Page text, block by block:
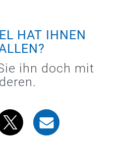
HAT IHNEN
ihn doch mit